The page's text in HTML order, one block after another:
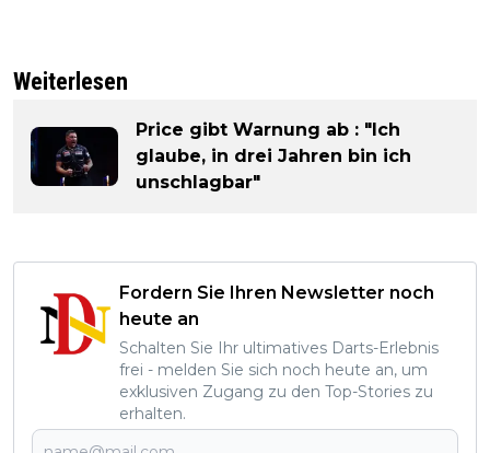
Weiterlesen
Price gibt Warnung ab : "Ich
glaube, in drei Jahren bin ich
unschlagbar"
Fordern Sie Ihren Newsletter noch
heute an
Schalten Sie Ihr ultimatives Darts-Erlebnis
frei - melden Sie sich noch heute an, um
exklusiven Zugang zu den Top-Stories zu
erhalten.